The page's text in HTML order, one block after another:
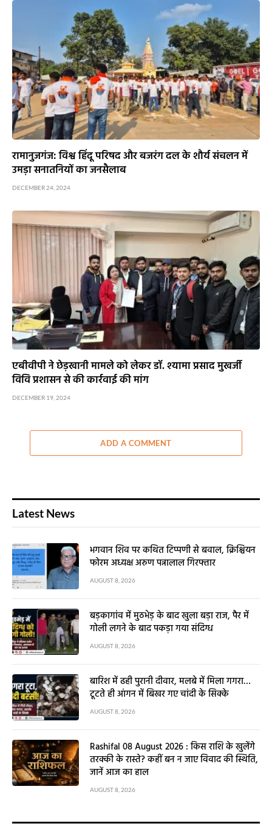
रामानुजगंज: विश्व हिंदू परिषद और बजरंग दल के शौर्य संचलन में
उमड़ा सनातनियों का जनसैलाब
DECEMBER 24, 2024
एबीवीपी ने छेड़खानी मामले को लेकर डॉ. श्यामा प्रसाद मुखर्जी
विवि प्रशासन से की कार्रवाई की मांग
DECEMBER 19, 2024
ADD A COMMENT
Latest News
भगवान शिव पर कथित टिप्पणी से बवाल, क्रिश्चियन
फोरम अध्यक्ष अरुण पन्नालाल गिरफ्तार
AUGUST 8, 2026
बड़कागांव में मुठभेड़ के बाद खुला बड़ा राज, पैर में
गोली लगने के बाद पकड़ा गया संदिग्ध
AUGUST 8, 2026
बारिश में ढही पुरानी दीवार, मलबे में मिला गगरा…
टूटते ही आंगन में बिखर गए चांदी के सिक्के
AUGUST 8, 2026
Rashifal 08 August 2026 : किस राशि के खुलेंगे
तरक्की के रास्ते? कहीं बन न जाए विवाद की स्थिति,
जानें आज का हाल
AUGUST 8, 2026